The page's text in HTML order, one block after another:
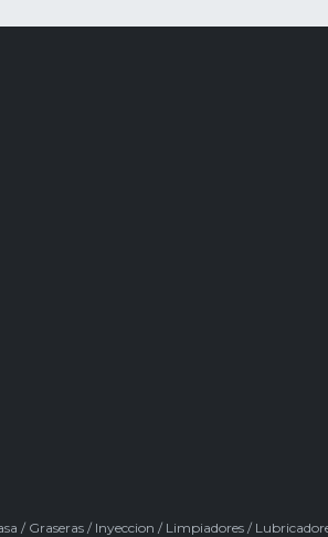
/ Graseras / Inyeccion / Limpiadores /